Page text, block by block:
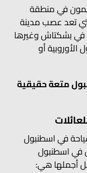
في منطقة
تعد عصب مدينة
في بشكتاش وغيرها
أو
متعة حقيقية
في اسطنبول
في اسطنبول
أجملها هي: